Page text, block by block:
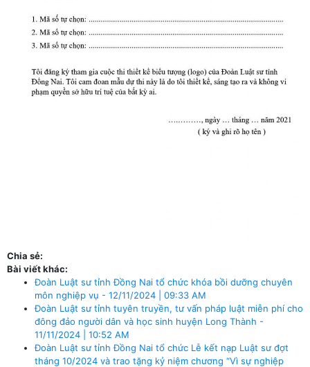
Chia sẻ:
Bài viết khác:
Đoàn Luật sư tỉnh Đồng Nai tổ chức khóa bồi dưỡng chuyên
môn nghiệp vụ - 12/11/2024 | 09:33 AM
Đoàn Luật sư tỉnh tuyên truyền, tư vấn pháp luật miễn phí cho
đông đảo người dân và học sinh huyện Long Thành -
11/11/2024 | 10:52 AM
Đoàn Luật sư tỉnh Đồng Nai tổ chức Lễ kết nạp Luật sư đợt
tháng 10/2024 và trao tặng kỷ niệm chương “Vì sự nghiệp